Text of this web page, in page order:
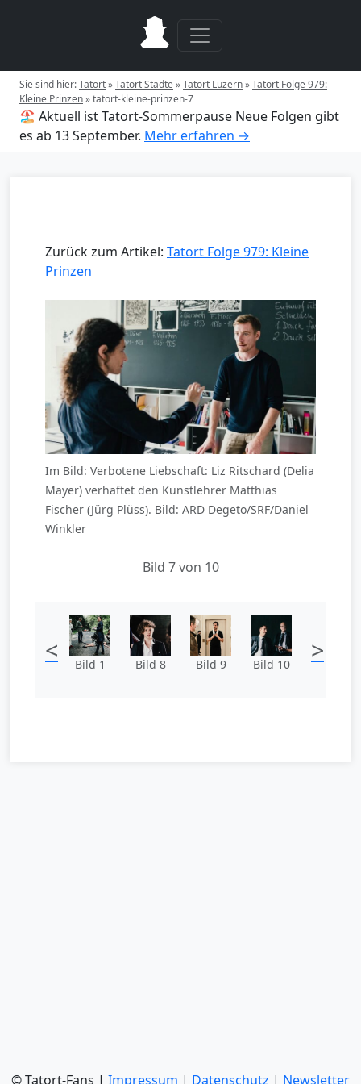
Sie sind hier:Tatort»Tatort Städte»Tatort Luzern»Tatort Folge 979:
Kleine Prinzen»tatort-kleine-prinzen-7
🏖️ Aktuell ist Tatort-Sommerpause Neue Folgen gibt
es ab 13 September. Mehr erfahren →
Zurück zum Artikel: Tatort Folge 979: Kleine
Prinzen
Im Bild: Verbotene Liebschaft: Liz Ritschard (Delia
Mayer) verhaftet den Kunstlehrer Matthias
Fischer (Jürg Plüss). Bild: ARD Degeto/SRF/Daniel
Winkler
Bild 7 von 10
< Bild 1 Bild 8 Bild 9 Bild 10 >
© Tatort-Fans | Impressum | Datenschutz | Newsletter